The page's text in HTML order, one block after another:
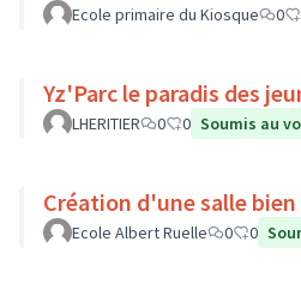
Ecole primaire du Kiosque 0
Yz'Parc le paradis des
LHERITIER 0 0 Soumis au
Création d'une salle
Ecole Albert Ruelle 0 0